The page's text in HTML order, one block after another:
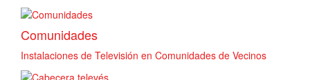
Comunidades
Instalaciones de Televisión en Comunidades de Vecinos